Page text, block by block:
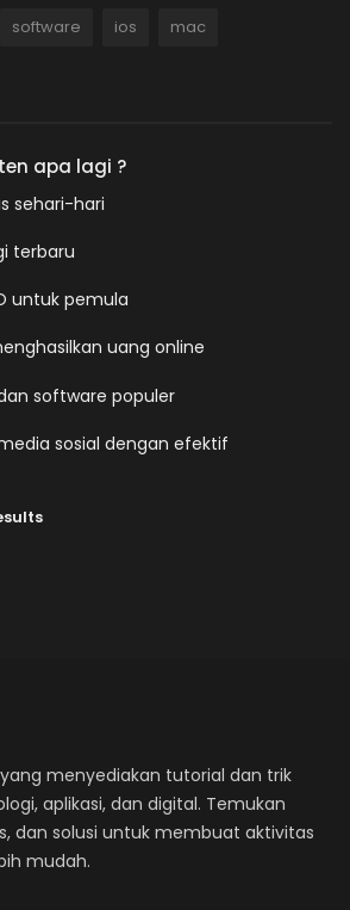
software ios mac
apa lagi ?
sehari-hari
terbaru
untuk pemula
uang online
software populer
sosial dengan efektif
menyediakan tutorial dan trik
aplikasi, dan digital. Temukan
dan solusi untuk membuat aktivitas
mudah.